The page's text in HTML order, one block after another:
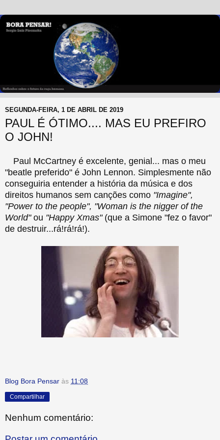
SEGUNDA-FEIRA, 1 DE ABRIL DE 2019
PAUL É ÓTIMO.... MAS EU PREFIRO
O JOHN!
Paul McCartney é excelente, genial... mas o meu
"beatle preferido" é John Lennon. Simplesmente não
conseguiria entender a história da música e dos
direitos humanos sem canções como "Imagine",
"Power to the people", "Woman is the nigger of the
World" ou "Happy Xmas"(que a Simone "fez o favor"
de destruir...rá!rá!rá!).
Blog Bora Pensar às 11:08
Compartilhar
Nenhum comentário: